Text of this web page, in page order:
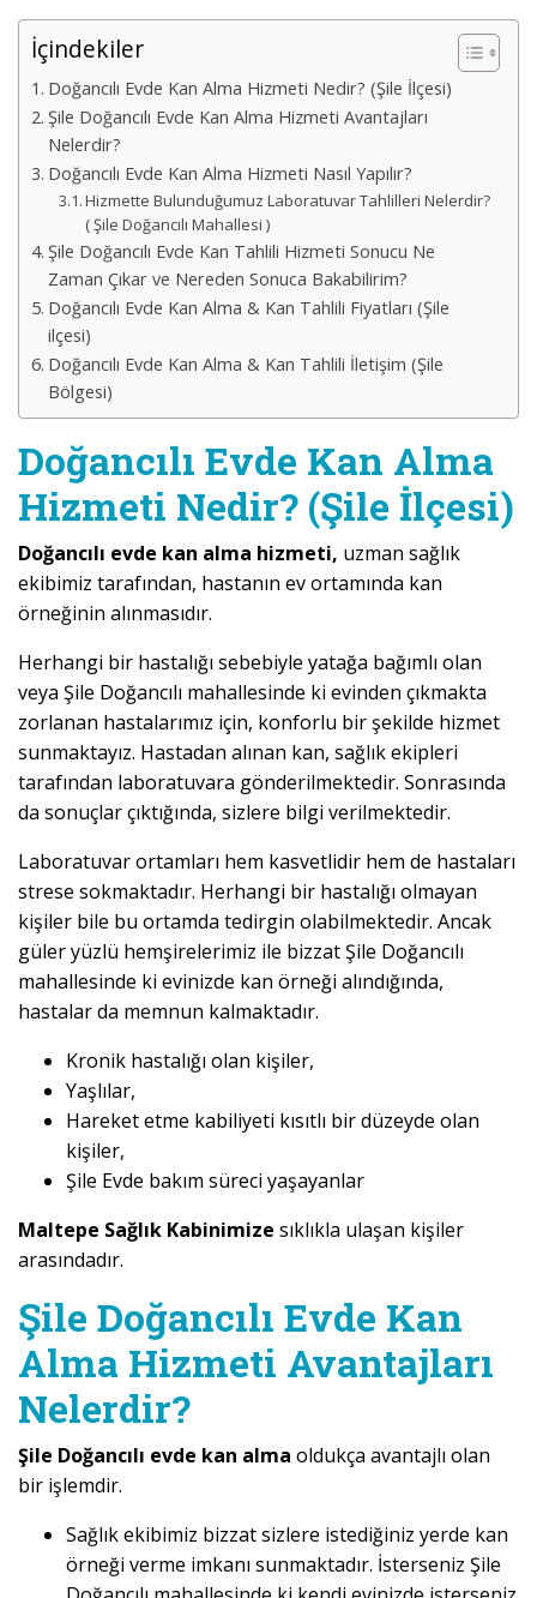
İçindekiler
Doğancılı Evde Kan Alma Hizmeti Nedir? (Şile İlçesi)
Şile Doğancılı Evde Kan Alma Hizmeti Avantajları
Nelerdir?
Doğancılı Evde Kan Alma Hizmeti Nasıl Yapılır?
Hizmette Bulunduğumuz Laboratuvar Tahlilleri Nelerdir?
( Şile Doğancılı Mahallesi )
Şile Doğancılı Evde Kan Tahlili Hizmeti Sonucu Ne
Zaman Çıkar ve Nereden Sonuca Bakabilirim?
Doğancılı Evde Kan Alma & Kan Tahlili Fiyatları (Şile
ilçesi)
Doğancılı Evde Kan Alma & Kan Tahlili İletişim (Şile
Bölgesi)
Doğancılı Evde Kan Alma
Hizmeti Nedir? (Şile İlçesi)
Doğancılı evde kan alma hizmeti, uzman sağlık
ekibimiz tarafından, hastanın ev ortamında kan
örneğinin alınmasıdır.
Herhangi bir hastalığı sebebiyle yatağa bağımlı olan
veya Şile Doğancılı mahallesinde ki evinden çıkmakta
zorlanan hastalarımız için, konforlu bir şekilde hizmet
sunmaktayız. Hastadan alınan kan, sağlık ekipleri
tarafından laboratuvara gönderilmektedir. Sonrasında
da sonuçlar çıktığında, sizlere bilgi verilmektedir.
Laboratuvar ortamları hem kasvetlidir hem de hastaları
strese sokmaktadır. Herhangi bir hastalığı olmayan
kişiler bile bu ortamda tedirgin olabilmektedir. Ancak
güler yüzlü hemşirelerimiz ile bizzat Şile Doğancılı
mahallesinde ki evinizde kan örneği alındığında,
hastalar da memnun kalmaktadır.
Kronik hastalığı olan kişiler,
Yaşlılar,
Hareket etme kabiliyeti kısıtlı bir düzeyde olan
kişiler,
Şile Evde bakım süreci yaşayanlar
Maltepe Sağlık Kabinimize sıklıkla ulaşan kişiler
arasındadır.
Şile Doğancılı Evde Kan
Alma Hizmeti Avantajları
Nelerdir?
Şile Doğancılı evde kan alma oldukça avantajlı olan
bir işlemdir.
Sağlık ekibimiz bizzat sizlere istediğiniz yerde kan
örneği verme imkanı sunmaktadır. İsterseniz Şile